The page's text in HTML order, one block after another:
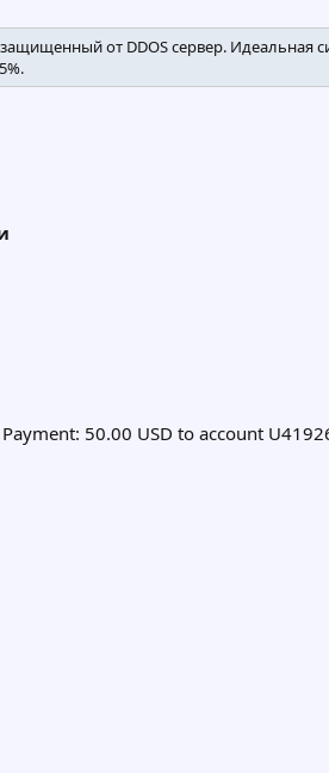
защищенный от DDOS сервер.
50.00 USD to account